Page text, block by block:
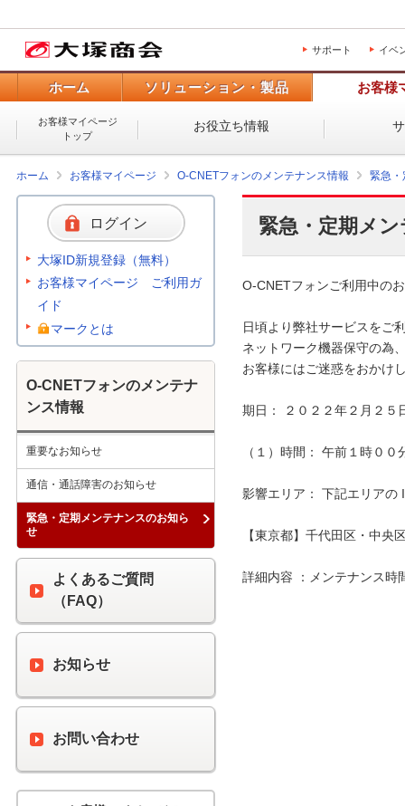
サポート イベ
ホーム ソリューション・製品 お客様
お客様マイページ
トップ
お役立ち情報
ホーム お客様マイページ O-CNETフォンのメンテナンス情報 緊急・
緊急・定期メ
O-CNETフォンご利用中の
日頃より弊社サービスをご
ネットワーク機器保守の為
お客様にはご迷惑をおかけ
期日： ２０２２年２月２５
（１）時間： 午前１時０
影響エリア： 下記エリアの
【東京都】千代田区・中央
詳細内容 ：メンテナンス時
ログイン
大塚ID新規登録（無料）
お客様マイページ ご利用ガ
イド
マークとは
O-CNETフォンのメンテナ
ンス情報
重要なお知らせ
通信・通話障害のお知らせ
緊急・定期メンテナンスのお知ら
せ
よくあるご質問
（FAQ）
お知らせ
お問い合わせ